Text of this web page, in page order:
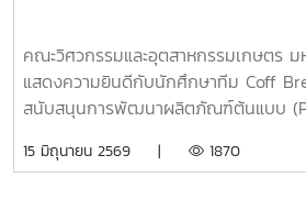
คณะวิศวกรรมและอุตสาหกรรมเกษตร ม
แสดงความยินดีกับนักศึกษาทีม Coff
สนับสนุนการพัฒนาผลิตภัณฑ์ต้นแบบ
2026 รอบภูมิภาค ภาคเหนือ ซึ่งจัดขึ้นเ
15 มิถุนายน 2569 | 1870